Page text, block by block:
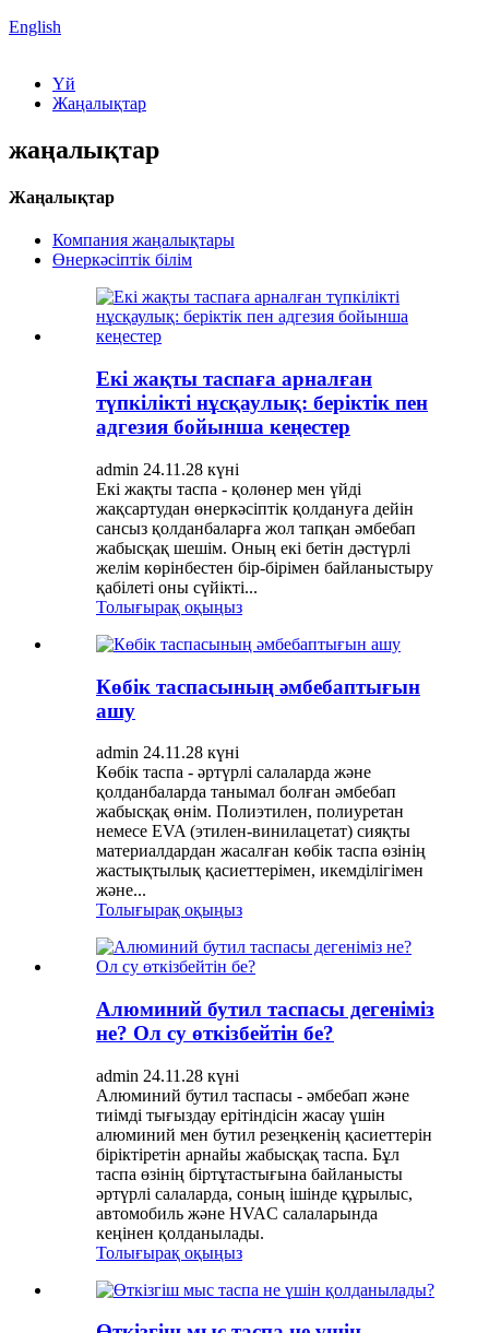
English
Үй
Жаңалықтар
жаңалықтар
Жаңалықтар
Компания жаңалықтары
Өнеркәсіптік білім
Екі жақты таспаға арналған
түпкілікті нұсқаулық: беріктік пен
адгезия бойынша кеңестер
admin 24.11.28 күні
Екі жақты таспа - қолөнер мен үйді
жақсартудан өнеркәсіптік қолдануға дейін
сансыз қолданбаларға жол тапқан әмбебап
жабысқақ шешім. Оның екі бетін дәстүрлі
желім көрінбестен бір-бірімен байланыстыру
қабілеті оны сүйікті...
Толығырақ оқыңыз
Көбік таспасының әмбебаптығын
ашу
admin 24.11.28 күні
Көбік таспа - әртүрлі салаларда және
қолданбаларда танымал болған әмбебап
жабысқақ өнім. Полиэтилен, полиуретан
немесе EVA (этилен-винилацетат) сияқты
материалдардан жасалған көбік таспа өзінің
жастықтылық қасиеттерімен, икемділігімен
және...
Толығырақ оқыңыз
Алюминий бутил таспасы дегеніміз
не? Ол су өткізбейтін бе?
admin 24.11.28 күні
Алюминий бутил таспасы - әмбебап және
тиімді тығыздау ерітіндісін жасау үшін
алюминий мен бутил резеңкенің қасиеттерін
біріктіретін арнайы жабысқақ таспа. Бұл
таспа өзінің біртұтастығына байланысты
әртүрлі салаларда, соның ішінде құрылыс,
автомобиль және HVAC салаларында
кеңінен қолданылады.
Толығырақ оқыңыз